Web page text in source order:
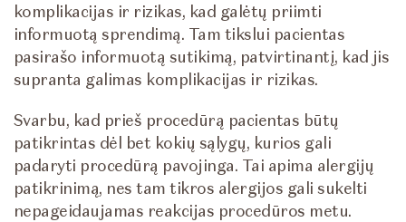
komplikacijas ir rizikas, kad galėtų priimti
informuotą sprendimą. Tam tikslui pacientas
pasirašo informuotą sutikimą, patvirtinantį, kad jis
supranta galimas komplikacijas ir rizikas.
Svarbu, kad prieš procedūrą pacientas būtų
patikrintas dėl bet kokių sąlygų, kurios gali
padaryti procedūrą pavojinga. Tai apima alergijų
patikrinimą, nes tam tikros alergijos gali sukelti
nepageidaujamas reakcijas procedūros metu.